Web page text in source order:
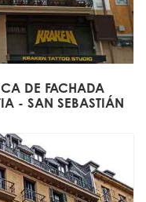
DE FACHADA
- SAN SEBASTIÁN